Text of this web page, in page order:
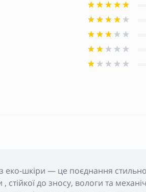
шкіри — це поєднання
стійкої до зносу, вологи та